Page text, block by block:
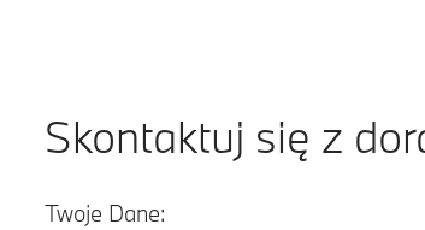
Skontaktuj się z
Twoje Dane: